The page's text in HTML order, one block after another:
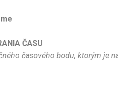
ČASU
časového bodu, ktorým je